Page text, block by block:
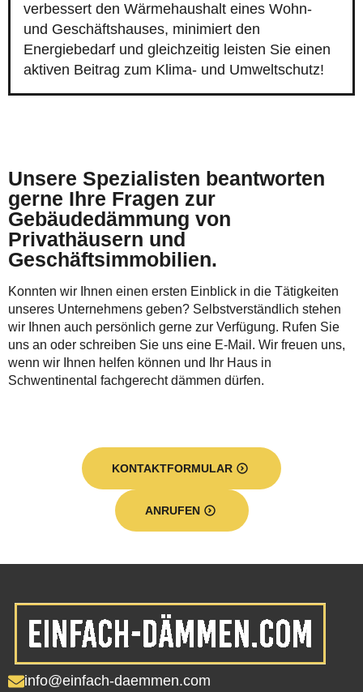
verbessert den Wärmehaushalt eines Wohn-
und Geschäftshauses, minimiert den
Energiebedarf und gleichzeitig leisten Sie einen
aktiven Beitrag zum Klima- und Umweltschutz!
Unsere Spezialisten beantworten
gerne Ihre Fragen zur
Gebäudedämmung von
Privathäusern und
Geschäftsimmobilien.
Konnten wir Ihnen einen ersten Einblick in die Tätigkeiten
unseres Unternehmens geben? Selbstverständlich stehen
wir Ihnen auch persönlich gerne zur Verfügung. Rufen Sie
uns an oder schreiben Sie uns eine E-Mail. Wir freuen uns,
wenn wir Ihnen helfen können und Ihr Haus in
Schwentinental fachgerecht dämmen dürfen.
KONTAKTFORMULAR
ANRUFEN
info@einfach-daemmen.com